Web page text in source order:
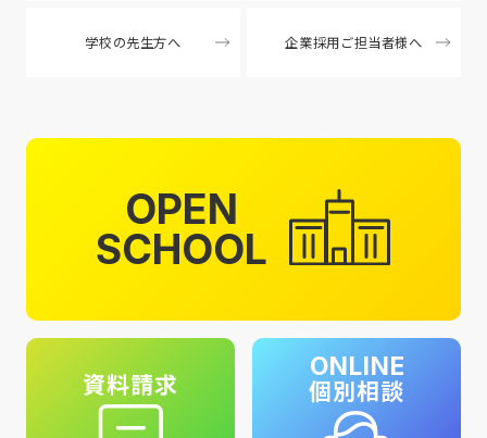
学校の先生方へ 企業採用ご担当者様へ
OPEN
SCHOOL
資料請求
ONLINE
個別相談